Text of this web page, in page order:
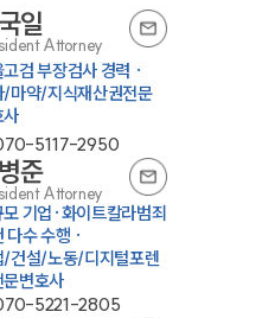
일
Attorney
검 부장검사 경력 ·
/마약/지식재산권전문
사
5117-2950
준
Attorney
모 기업·화이트칼라범죄
다수 수행 ·
/건설/노동/디지털포렌
변호사
5221-2805